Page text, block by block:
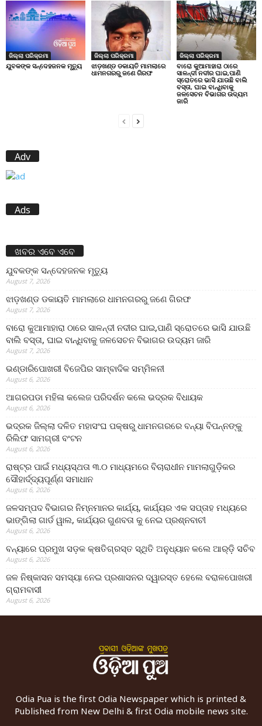
ଜିଲ୍ଲା ପରିକ୍ରମା
ଯୁବକଙ୍କ ସନ୍ଦେହଜନକ ମୃତ୍ୟୁ
ଜିଲ୍ଲା ପରିକ୍ରମା
ଝାଡ଼ଖଣ୍ଡ ଡକାୟତି ମାମଲାରେ
ଧାମନଗରରୁ ଜଣେ ଗିରଫ
ଜିଲ୍ଲା ପରିକ୍ରମା
ବାରୋ କୁଆମାହାରା ଠାରେ
ସାଳନ୍ଦୀ ନଦୀର ଘାଇ,ପାଣି
ସ୍ରୋତରେ ଭାସି ଯାଉଛି ବାଲି
ବସ୍ତା, ଘାଇ ବାନ୍ଧିବାକୁ
ଜଳସେଚନ ବିଭାଗର ଉଦ୍ୟମ
ଜାରି
Adv
Ads
ଖବର ଏବେ ଏବେ
ଯୁବକଙ୍କ ସନ୍ଦେହଜନକ ମୃତ୍ୟୁ
August 7, 2026
ଝାଡ଼ଖଣ୍ଡ ଡକାୟତି ମାମଲାରେ ଧାମନଗରରୁ ଜଣେ ଗିରଫ
August 7, 2026
ବାରୋ କୁଆମାହାରା ଠାରେ ସାଳନ୍ଦୀ ନଦୀର ଘାଇ,ପାଣି ସ୍ରୋତରେ ଭାସି ଯାଉଛି
ବାଲି ବସ୍ତା, ଘାଇ ବାନ୍ଧିବାକୁ ଜଳସେଚନ ବିଭାଗର ଉଦ୍ୟମ ଜାରି
August 7, 2026
ଭଣ୍ଡାରିପୋଖରୀ ବିଜେପିର ସାମ୍ବାଦିକ ସମ୍ମିଳନୀ
August 6, 2026
ଆଗରପଡା ମହିଳା କଲେଜ ପରିଦର୍ଶନ କଲେ ଭଦ୍ରକ ବିଧାୟକ
August 6, 2026
ଭଦ୍ରକ ଜିଲ୍ଲା ଦଳିତ ମହାସଂଘ ପକ୍ଷରୁ ଧାମନଗରରେ ବନ୍ୟା ବିପନ୍ନଙ୍କୁ
ରିଲିଫ ସାମଗ୍ରୀ ବଂଟନ
August 6, 2026
ରାଷ୍ଟ୍ର ପାଇଁ ମଧ୍ୟସ୍ଥତା ୩.୦ ମାଧ୍ୟମରେ ବିଚାରାଧୀନ ମାମଲାଗୁଡ଼ିକର
ସୌହାର୍ଦ୍ଦ୍ୟପୂର୍ଣ୍ଣ ସମାଧାନ
August 6, 2026
ଜଳସମ୍ପଦ ବିଭାଗର ନିମ୍ନମାନର କାର୍ଯ୍ୟ, କାର୍ଯ୍ୟର ଏକ ସପ୍ତାହ ମଧ୍ୟରେ
ଭାଙ୍ଗିଲା ଗାର୍ଡ ୱାଲ, କାର୍ଯ୍ୟର ଗୁଣବତା କୁ ନେଇ ପ୍ରଶ୍ନବାଚୀ
August 6, 2026
ବନ୍ୟାରେ ପ୍ରମୁଖ ସଡ଼କ କ୍ଷତିଗ୍ରସ୍ତ ସ୍ଥିତି ଅନୁଧ୍ୟାନ କଲେ ଆର୍‌ଡ଼ି ସଚିବ
August 6, 2026
ଜଳ ନିଷ୍କାସନ ସମସ୍ୟା ନେଇ ପ୍ରଶାସନର ଦ୍ୱାରସ୍ତ ହେଲେ ବରାଳପୋଖରୀ
ଗ୍ରାମବାସୀ
August 6, 2026
Odia Pua is the first Odia Newspaper which is printed &
Published from New Delhi & first Odia mobile news site.